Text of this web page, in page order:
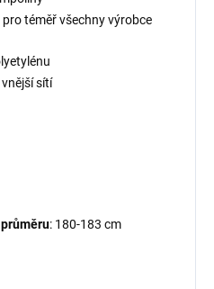
téměř všechny výrobce
sítí
: 180-183 cm